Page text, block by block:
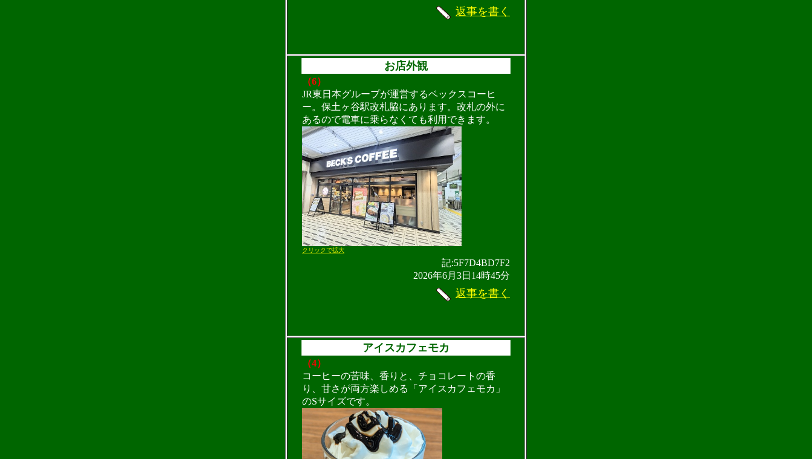
返事を書く
お店外観
（6）
JR東日本グループが運営するベックスコーヒ
ー。保土ヶ谷駅改札脇にあります。改札の外に
あるので電車に乗らなくても利用できます。
クリックで拡大
記:5F7D4BD7F2
2026年6月3日14時45分
返事を書く
アイスカフェモカ
（4）
コーヒーの苦味、香りと、チョコレートの香
り、甘さが両方楽しめる「アイスカフェモカ」
のSサイズです。